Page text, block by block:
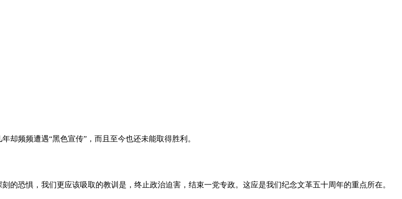
却频频遭遇“黑色宣传”，而且至今也还未能取得胜利。
的恐惧，我们更应该吸取的教训是，终止政治迫害，结束一党专政。这应是我们纪念文革五十周年的重点所在。